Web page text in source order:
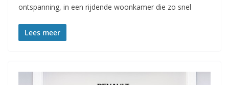
ontspanning, in een rijdende woonkamer die zo snel
Lees meer